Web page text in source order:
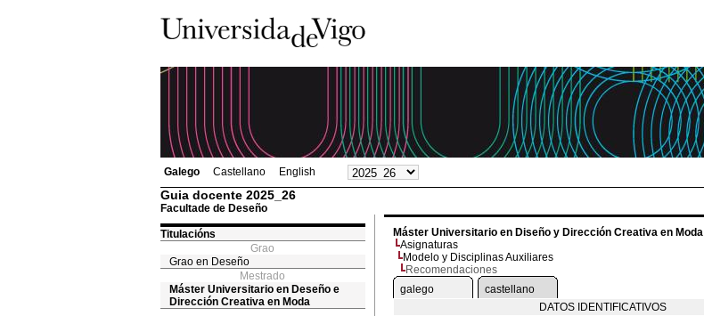
Galego Castellano English
Guia docente 2025_26
Facultade de Deseño
Titulacións
Grao
Grao en Deseño
Mestrado
Máster Universitario en Deseño e
Dirección Creativa en Moda
Máster Universitario en Diseño y Dirección Creativa en Moda
Asignaturas
Modelo y Disciplinas Auxiliares
Recomendaciones
galego
castellano
DATOS IDENTIFICATIVOS